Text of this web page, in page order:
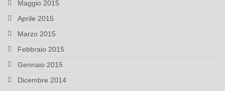
Maggio 2015
Aprile 2015
Marzo 2015
Febbraio 2015
Gennaio 2015
Dicembre 2014